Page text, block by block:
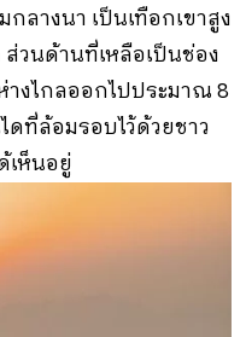
ลางนา เป็นเทือกเขาสูง
วนด้านที่เหลือเป็นช่อง
างไกลออกไปประมาณ 8
ดที่ล้อมรอบไว้ด้วยชาว
เห็นอยู่